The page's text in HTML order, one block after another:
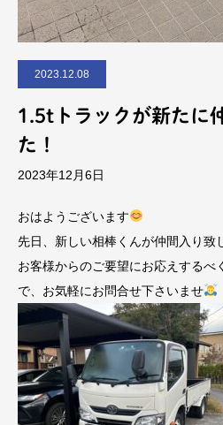
2023.12.08
1.5tトラックが新たに
た！
2023年12月6日
おはようございます
先日、新しい相棒くんが仲間入り致
お客様からのご要望にお応えするべ
で、お気軽にお問合せ下さいませ